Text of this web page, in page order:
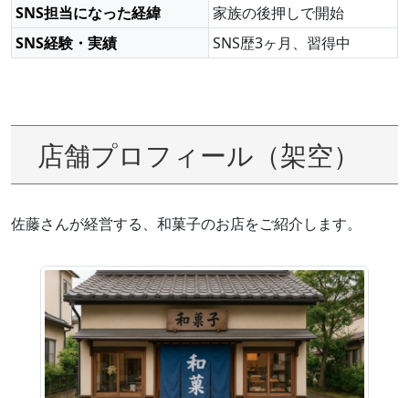
SNS担当になった経緯
家族の後押しで開始
SNS経験・実績
SNS歴3ヶ月、習得中
店舗プロフィール（架空）
佐藤さんが経営する、和菓子のお店をご紹介します。